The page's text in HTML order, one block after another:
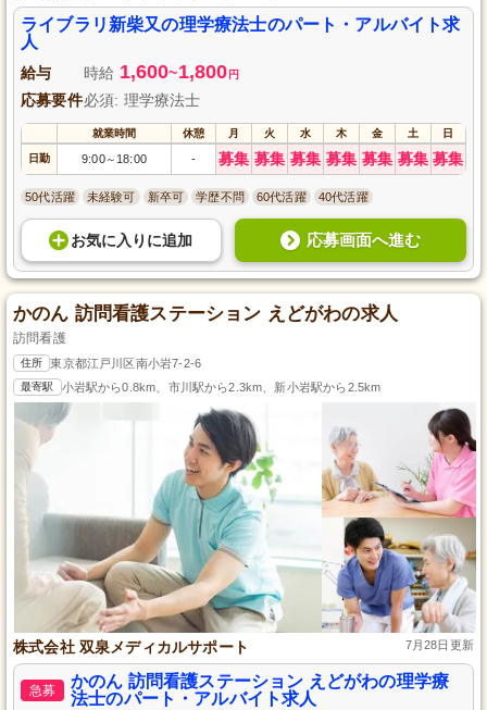
ライブラリ新柴又の理学療法士のパート・アルバイト求
人
給与 時給 1,600~1,800 円
応募要件必須: 理学療法士
就業時間 休憩 月 火 水 木 金 土 日
日勤 9:00～ 18:00 - 募集 募集 募集 募集 募集 募集 募集
50代活躍 未経験可 新卒可 学歴不問 60代活躍 40代活躍
お気に入り に追加 応募画面へ進む
かのん 訪問看護ステーション えどがわの求人
訪問看護
住所 東京都江戸川区南小岩7-2-6
最寄駅 小岩駅から0.8km、市川駅から2.3km、新小岩駅から2.5km
株式会社 双泉メディカルサポート 7月28日更新
急募
かのん 訪問看護ステーション えどがわの理学療
法士のパート・アルバイト求人